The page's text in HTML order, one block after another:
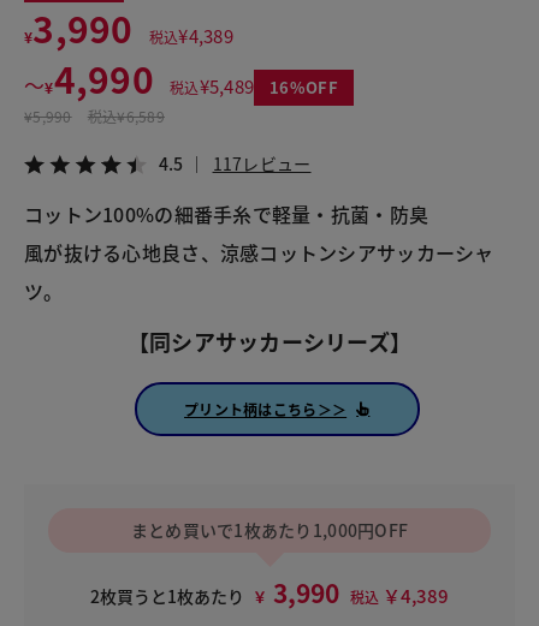
¥3,990 税込¥4,389
〜¥4,990 税込¥5,489 16
¥5,990 税込¥6,589
4.5 117レビュー
コットン100%の細番手糸で軽量・抗菌・防臭
風が抜ける心地良さ、涼感コットンシアサッカーシャ
ツ。
【同シアサッカーシリーズ】
プリント柄はこちら＞＞
まとめ買いで1枚あたり1,000円OFF
2枚買うと1枚あたり ￥ 3,990 税込 ￥4,389
X メール